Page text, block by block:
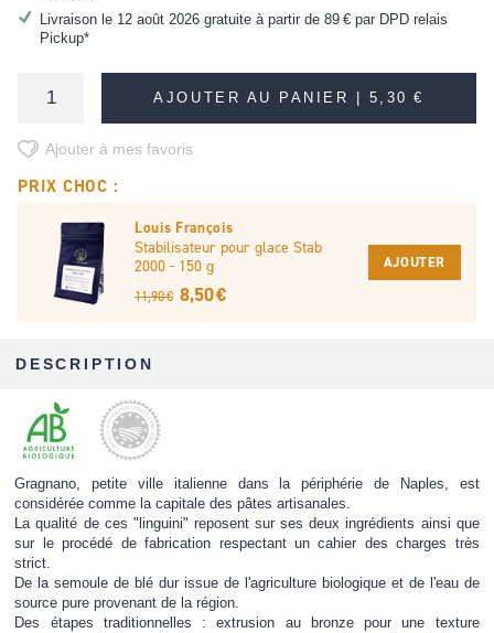
Livraison le 12 août 2026 gratuite à partir de 89 €par DPD relais
Pickup*
AJOUTER AU PANIER | 5,30 €
Ajouter à mes favoris
PRIX CHOC :
Louis François
Stabilisateur pour glace Stab
2000 - 150 g
11,90 € 8,50 €
AJOUTER
DESCRIPTION
Gragnano, petite ville italienne dans la périphérie de Naples, est
considérée comme la capitale des pâtes artisanales.
La qualité de ces "linguini" reposent sur ses deux ingrédients ainsi que
sur le procédé de fabrication respectant un cahier des charges très
strict.
De la semoule de blé dur issue de l'agriculture biologique et de l'eau de
source pure provenant de la région.
Des étapes traditionnelles : extrusion au bronze pour une texture